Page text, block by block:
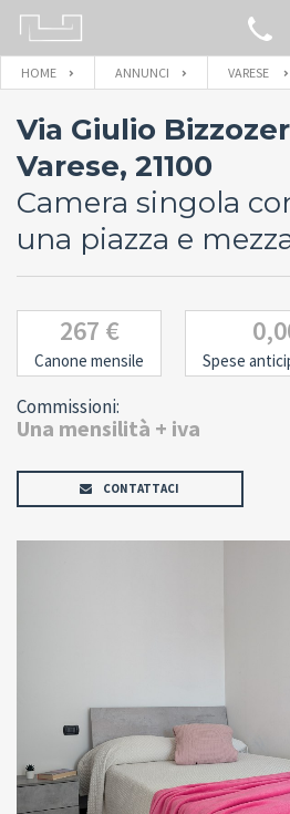
CERCA
IMMOBILI
BLOG
CONTATTACI
HOME ANNUNCI VARESE
Via Giulio
Varese, 21100
Camera singola
una piazza e
267 €
Canone mensile Spese
Commissioni:
Una mensilità + iva
CONTATTACI